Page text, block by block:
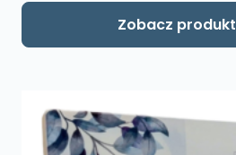
Zobacz produkt